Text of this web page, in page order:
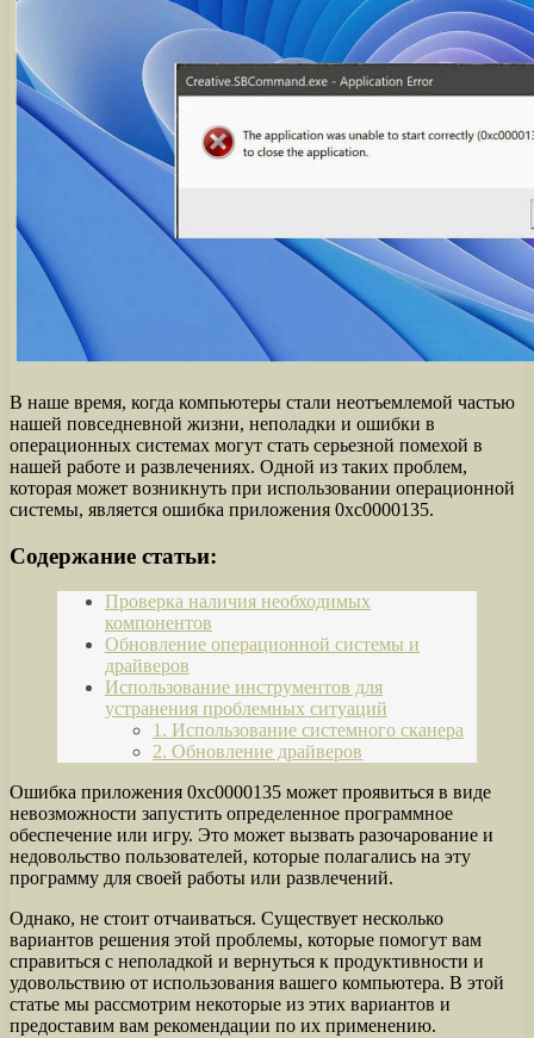
В наше время, когда компьютеры стали неотъемлемой частью
нашей повседневной жизни, неполадки и ошибки в
операционных системах могут стать серьезной помехой в
нашей работе и развлечениях. Одной из таких проблем,
которая может возникнуть при использовании операционной
системы, является ошибка приложения 0xc0000135.
Содержание статьи:
Проверка наличия необходимых
компонентов
Обновление операционной системы и
драйверов
Использование инструментов для
устранения проблемных ситуаций
1. Использование системного сканера
2. Обновление драйверов
Ошибка приложения 0xc0000135 может проявиться в виде
невозможности запустить определенное программное
обеспечение или игру. Это может вызвать разочарование и
недовольство пользователей, которые полагались на эту
программу для своей работы или развлечений.
Однако, не стоит отчаиваться. Существует несколько
вариантов решения этой проблемы, которые помогут вам
справиться с неполадкой и вернуться к продуктивности и
удовольствию от использования вашего компьютера. В этой
статье мы рассмотрим некоторые из этих вариантов и
предоставим вам рекомендации по их применению.